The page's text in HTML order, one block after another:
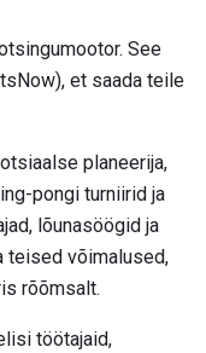
See
et saada teile
planeerija,
pongi turniirid ja
lõunasöögid ja
teised võimalused,
rõõmsalt.
töötajaid,